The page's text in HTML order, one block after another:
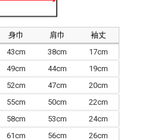
身巾 肩巾
袖丈
43cm 38cm
17cm
49cm 44cm
19cm
52cm 47cm
20cm
55cm 50cm
22cm
58cm 53cm
24cm
61cm 56cm 26cm